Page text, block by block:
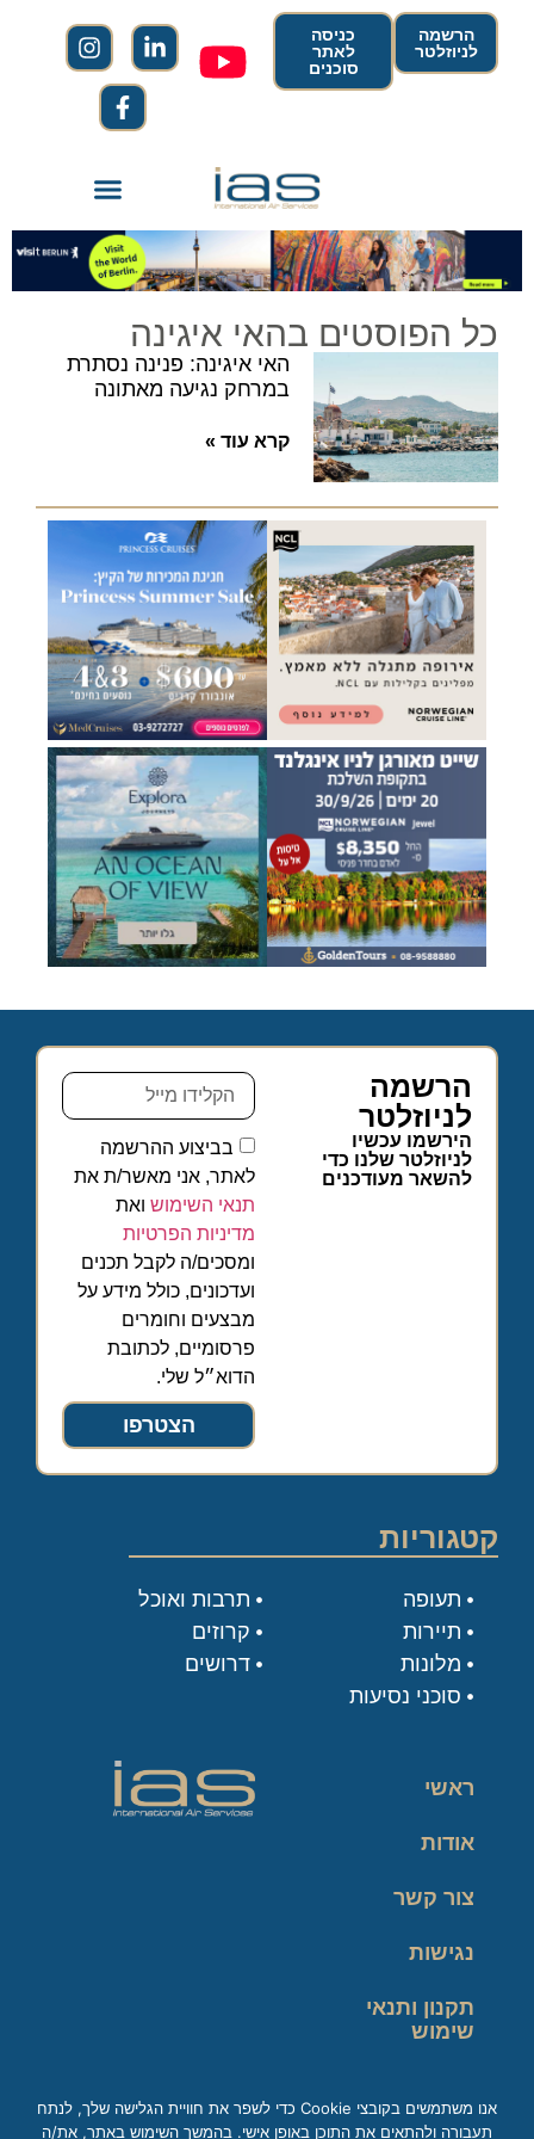
הרשמה
לניוזלטר
כניסה
לאתר
סוכנים
כל הפוסטים בהאי איגינה
האי איגינה: פנינה נסתרת
במרחק נגיעה מאתונה
קרא עוד »
הרשמה
לניוזלטר
הירשמו עכשיו
לניוזלטר שלנו כדי
להשאר מעודכנים
בביצוע ההרשמה
לאתר, אני מאשר/ת את
תנאי השימוש ואת
מדיניות הפרטיות
ומסכים/ה לקבל תכנים
ועדכונים, כולל מידע על
מבצעים וחומרים
פרסומיים, לכתובת
הדוא״ל שלי.
הצטרפו
קטגוריות
תעופה
תיירות
מלונות
סוכני נסיעות
תרבות ואוכל
קרוזים
דרושים
ראשי
אודות
צור קשר
נגישות
תקנון ותנאי
שימוש
אנו משתמשים בקובצי Cookie כדי לשפר את חוויית הגלישה שלך, לנתח
תעבורה ולהתאים את התוכן באופן אישי. בהמשך השימוש באתר, את/ה